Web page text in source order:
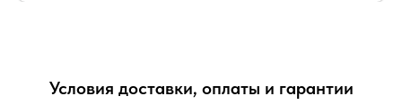
Условия доставки, оплаты и гарантии